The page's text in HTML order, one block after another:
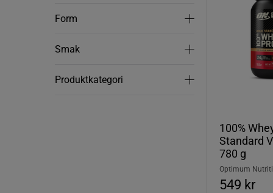
Form
SmakSmak
Produktkategori Produktkategori
100%
Standard
780 g
Optimum
549 kr